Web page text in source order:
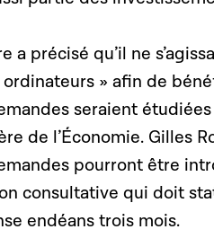
a précisé qu’il ne
ordinateurs » afin de
seraient
de l’Économie. Gilles
pourront être
consultative qui doit
endéans trois mois.